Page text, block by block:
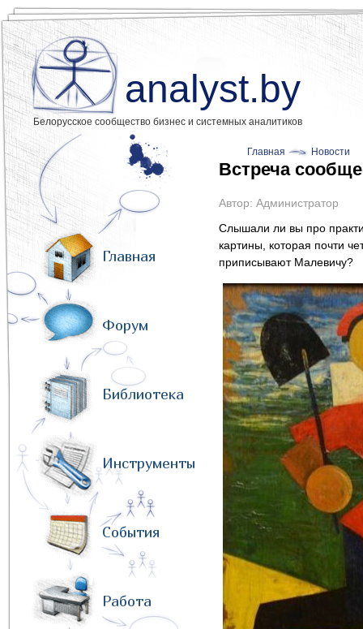
analyst.by
Белорусское сообщество бизнес и системных аналитиков
Главная
Форум
Библиотека
Инструменты
События
Работа
Главная Новости
Встреча
Автор: Администратор
Слышали ли вы про
картины, которая почти
приписывают Малевичу?